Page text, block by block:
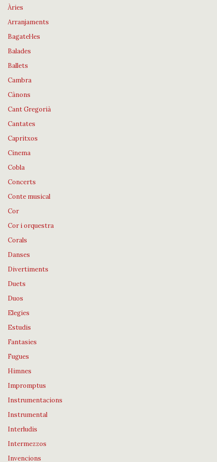
Àries
Arranjaments
Bagatel·les
Balades
Ballets
Cambra
Cànons
Cant Gregorià
Cantates
Capritxos
Cinema
Cobla
Concerts
Conte musical
Cor
Cor i orquestra
Corals
Danses
Divertiments
Duets
Duos
Elegies
Estudis
Fantasies
Fugues
Himnes
Impromptus
Instrumentacions
Instrumental
Interludis
Intermezzos
Invencions